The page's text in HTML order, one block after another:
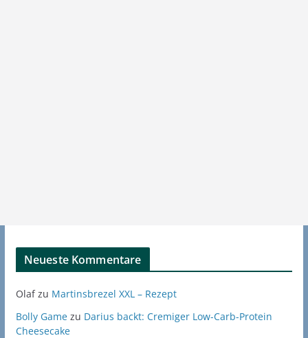
Neueste Kommentare
Olafzu Martinsbrezel XXL – Rezept
Bolly Gamezu Darius backt: Cremiger Low-Carb-Protein
Cheesecake